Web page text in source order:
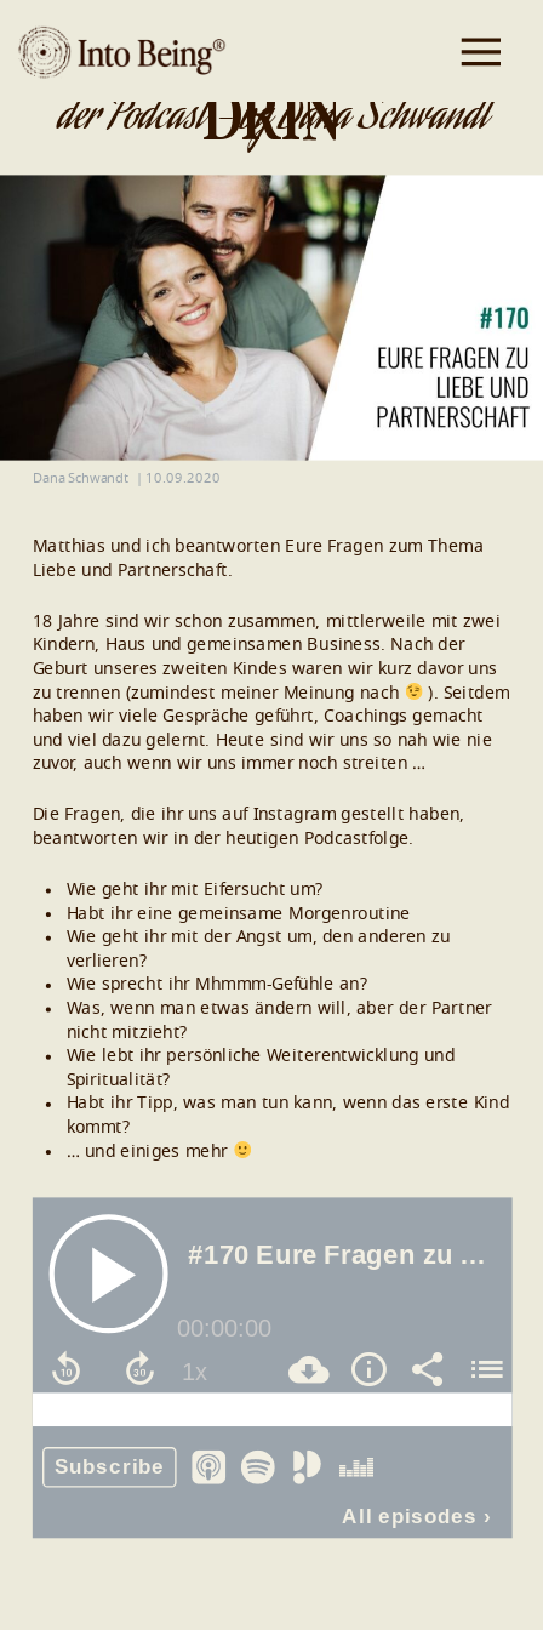
DA IST GOLD
DRIN
der Podcast - by Dana Schwandt
Dana Schwandt 10.09.2020
Matthias und ich beantworten Eure Fragen zum Thema
Liebe und Partnerschaft.
18 Jahre sind wir schon zusammen, mittlerweile mit zwei
Kindern, Haus und gemeinsamen Business. Nach der
Geburt unseres zweiten Kindes waren wir kurz davor uns
zu trennen (zumindest meiner Meinung nach
). Seitdem
haben wir viele Gespräche geführt, Coachings gemacht
und viel dazu gelernt. Heute sind wir uns so nah wie nie
zuvor, auch wenn wir uns immer noch streiten …
Die Fragen, die ihr uns auf Instagram gestellt haben,
beantworten wir in der heutigen Podcastfolge.
Wie geht ihr mit Eifersucht um?
Habt ihr eine gemeinsame Morgenroutine
Wie geht ihr mit der Angst um, den anderen zu
verlieren?
Wie sprecht ihr Mhmmm-Gefühle an?
Was, wenn man etwas ändern will, aber der Partner
nicht mitzieht?
Wie lebt ihr persönliche Weiterentwicklung und
Spiritualität?
Habt ihr Tipp, was man tun kann, wenn das erste Kind
kommt?
… und einiges mehr